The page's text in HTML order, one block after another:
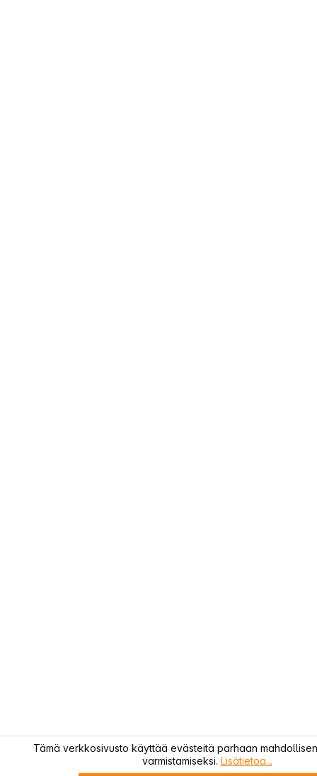
Tämä verkkosivusto käyttää evästeitä parhaan
varmistamiseksi. Lisätietoa...